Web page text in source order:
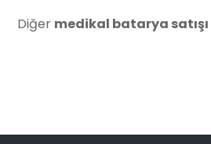
Diğer medikal batarya satışı